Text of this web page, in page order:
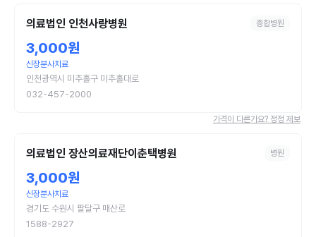
의료법인 인천사랑병원 종합병원
3,000원
신장분사치료
인천광역시 미추홀구 미추홀대로
032-457-2000
가격이 다른가요? 정정 제보
의료법인 장산의료재단이춘택병원 병원
3,000원
신장분사치료
경기도 수원시 팔달구 매산로
1588-2927